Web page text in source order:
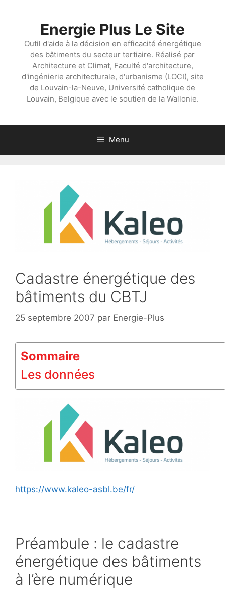
Energie Plus Le Site
Outil d'aide à la décision en efficacité énergétique
des bâtiments du secteur tertiaire. Réalisé par
Architecture et Climat, Faculté d'architecture,
d'ingénierie architecturale, d'urbanisme (LOCI), site
de Louvain-la-Neuve, Université catholique de
Louvain, Belgique avec le soutien de la Wallonie.
Menu
Cadastre énergétique des
bâtiments du CBTJ
25 septembre 2007 par Energie-Plus
Sommaire
Les données
https://www.kaleo-asbl.be/fr/
Préambule : le cadastre
énergétique des bâtiments
à l’ère numérique